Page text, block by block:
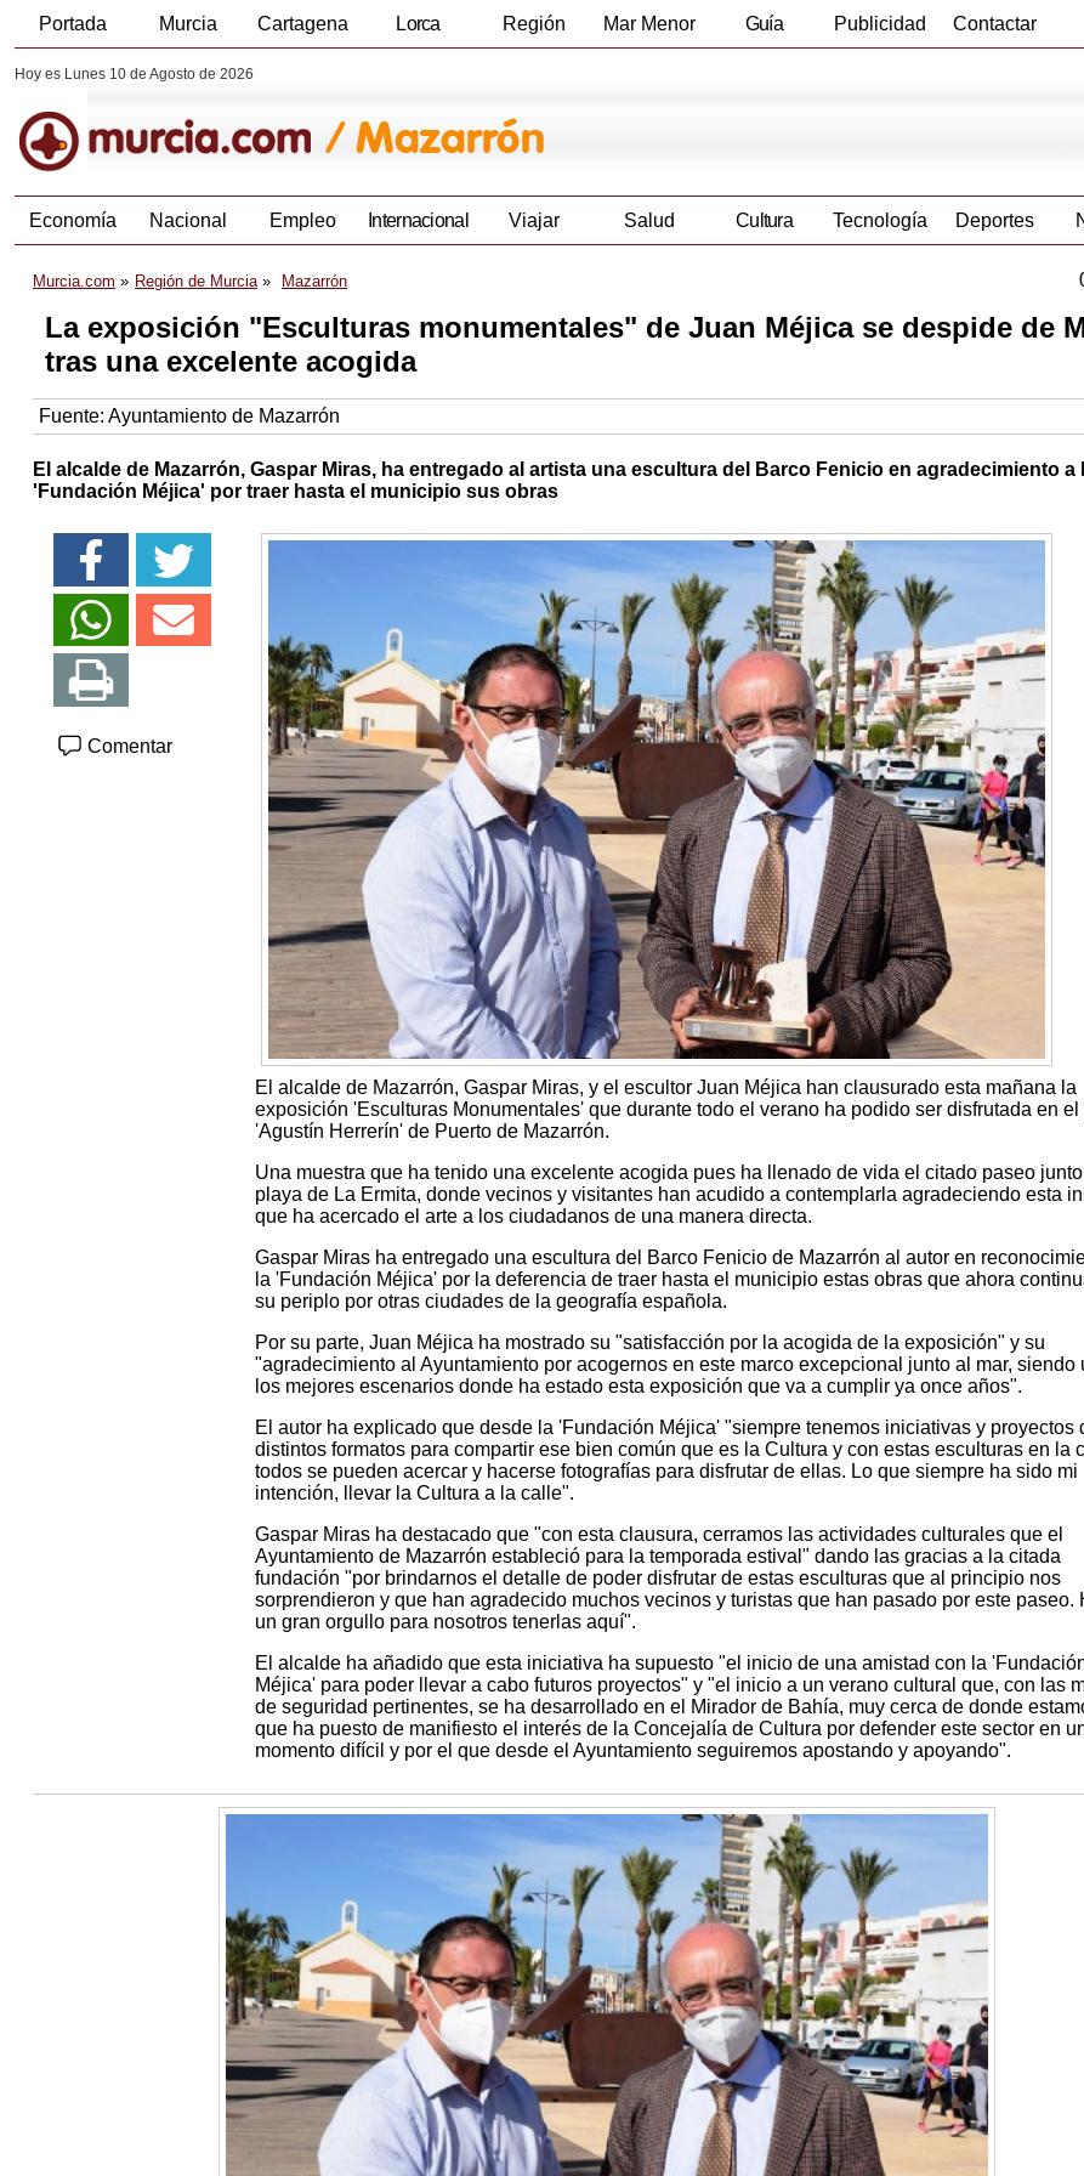
Portada Murcia Cartagena Lorca Región Mar Menor Guía Publicidad Contactar
Hoy es Lunes 10 de Agosto de 2026
Economía Nacional Empleo Internacional Viajar Salud Cultura Tecnología Deportes
Murcia.com Región de Murcia Mazarrón
La exposición "Esculturas monumentales" de Juan Méjica se despide de
tras una excelente acogida
Fuente: Ayuntamiento de Mazarrón
El alcalde de Mazarrón, Gaspar Miras, ha entregado al artista una escultura del Barco Fenicio en agradecimiento a
'Fundación Méjica' por traer hasta el municipio sus obras
Comentar
El alcalde de Mazarrón, Gaspar Miras, y el escultor Juan Méjica han clausurado esta mañana la
exposición 'Esculturas Monumentales' que durante todo el verano ha podido ser disfrutada en el
'Agustín Herrerín' de Puerto de Mazarrón.
Una muestra que ha tenido una excelente acogida pues ha llenado de vida el citado paseo
playa de La Ermita, donde vecinos y visitantes han acudido a contemplarla agradeciendo esta
que ha acercado el arte a los ciudadanos de una manera directa.
Gaspar Miras ha entregado una escultura del Barco Fenicio de Mazarrón al autor en
la 'Fundación Méjica' por la deferencia de traer hasta el municipio estas obras que ahora
su periplo por otras ciudades de la geografía española.
Por su parte, Juan Méjica ha mostrado su "satisfacción por la acogida de la exposición" y su
"agradecimiento al Ayuntamiento por acogernos en este marco excepcional junto al mar, siendo
los mejores escenarios donde ha estado esta exposición que va a cumplir ya once años".
El autor ha explicado que desde la 'Fundación Méjica' "siempre tenemos iniciativas y proyectos
distintos formatos para compartir ese bien común que es la Cultura y con estas esculturas en la
todos se pueden acercar y hacerse fotografías para disfrutar de ellas. Lo que siempre ha sido mi
intención, llevar la Cultura a la calle".
Gaspar Miras ha destacado que "con esta clausura, cerramos las actividades culturales que el
Ayuntamiento de Mazarrón estableció para la temporada estival" dando las gracias a la citada
fundación "por brindarnos el detalle de poder disfrutar de estas esculturas que al principio nos
sorprendieron y que han agradecido muchos vecinos y turistas que han pasado por este paseo.
un gran orgullo para nosotros tenerlas aquí".
El alcalde ha añadido que esta iniciativa ha supuesto "el inicio de una amistad con la
Méjica' para poder llevar a cabo futuros proyectos" y "el inicio a un verano cultural que, con las
de seguridad pertinentes, se ha desarrollado en el Mirador de Bahía, muy cerca de donde
que ha puesto de manifiesto el interés de la Concejalía de Cultura por defender este sector en
momento difícil y por el que desde el Ayuntamiento seguiremos apostando y apoyando".